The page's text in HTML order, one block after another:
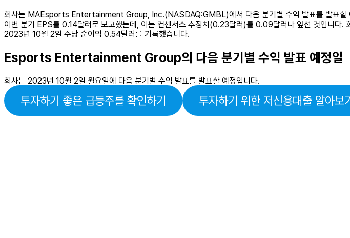
회사는 MAEsports Entertainment Group, Inc.(NASDAQ:GMBL)에서 다음 분기별 수익 발표를 발표할
이번 분기 EPS를 0.14달러로 보고했는데, 이는 컨센서스 추정치(0.23달러)를 0.09달러나 앞선 것입니다.
2023년 10월 2일 주당 순이익 0.54달러를 기록했습니다.
Esports Entertainment Group의 다음 분기별 수익 발표 예정일
회사는 2023년 10월 2일 월요일에 다음 분기별 수익 발표를 발표할 예정입니다.
투자하기 좋은 급등주를 확인하기 투자하기 위한 저신용대출 알아보